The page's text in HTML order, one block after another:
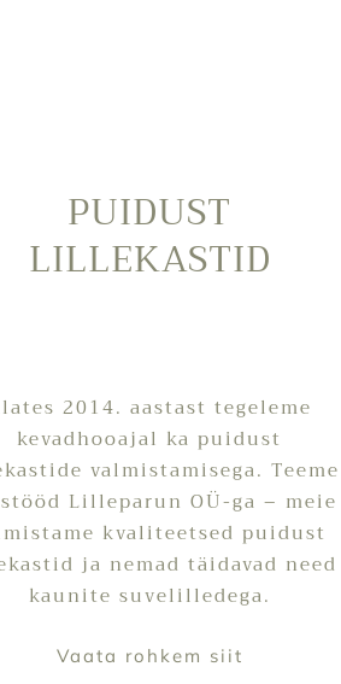
PUIDUST
LILLEKASTID
2014. aastast tegeleme
kevadhooajal ka puidust
valmistamisega. Teeme
Lilleparun OÜ-ga – meie
kvaliteetsed puidust
ja nemad täidavad need
kaunite suvelilledega.
Vaata rohkem siit